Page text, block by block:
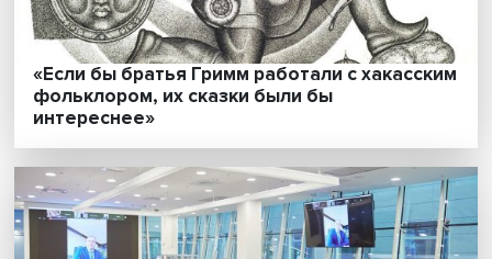
Страна как корпорация: зачем Индия
внедряет проектный подход в